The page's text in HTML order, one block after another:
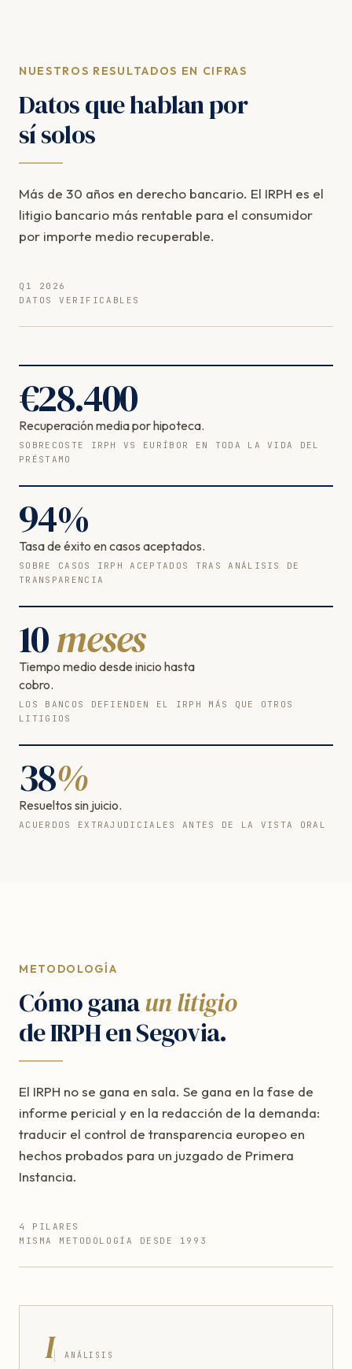
NUESTROS RESULTADOS EN CIFRAS
Datos que hablan por
sí solos
Más de 30 años en derecho bancario. El IRPH es el
litigio bancario más rentable para el consumidor
por importe medio recuperable.
Q1 2026
DATOS VERIFICABLES
€28.400
Recuperación media por hipoteca.
SOBRECOSTE IRPH VS EURÍBOR EN TODA LA VIDA DEL
PRÉSTAMO
94%
Tasa de éxito en casos aceptados.
SOBRE CASOS IRPH ACEPTADOS TRAS ANÁLISIS DE
TRANSPARENCIA
10meses
Tiempo medio desde inicio hasta
cobro.
LOS BANCOS DEFIENDEN EL IRPH MÁS QUE OTROS
LITIGIOS
38%
Resueltos sin juicio.
ACUERDOS EXTRAJUDICIALES ANTES DE LA VISTA ORAL
METODOLOGÍA
Cómo ganaun litigio
de IRPH en Segovia.
El IRPH no se gana en sala. Se gana en la fase de
informe pericial y en la redacción de la demanda:
traducir el control de transparencia europeo en
hechos probados para un juzgado de Primera
Instancia.
4 PILARES
MISMA METODOLOGÍA DESDE 1993
I ANÁLISIS